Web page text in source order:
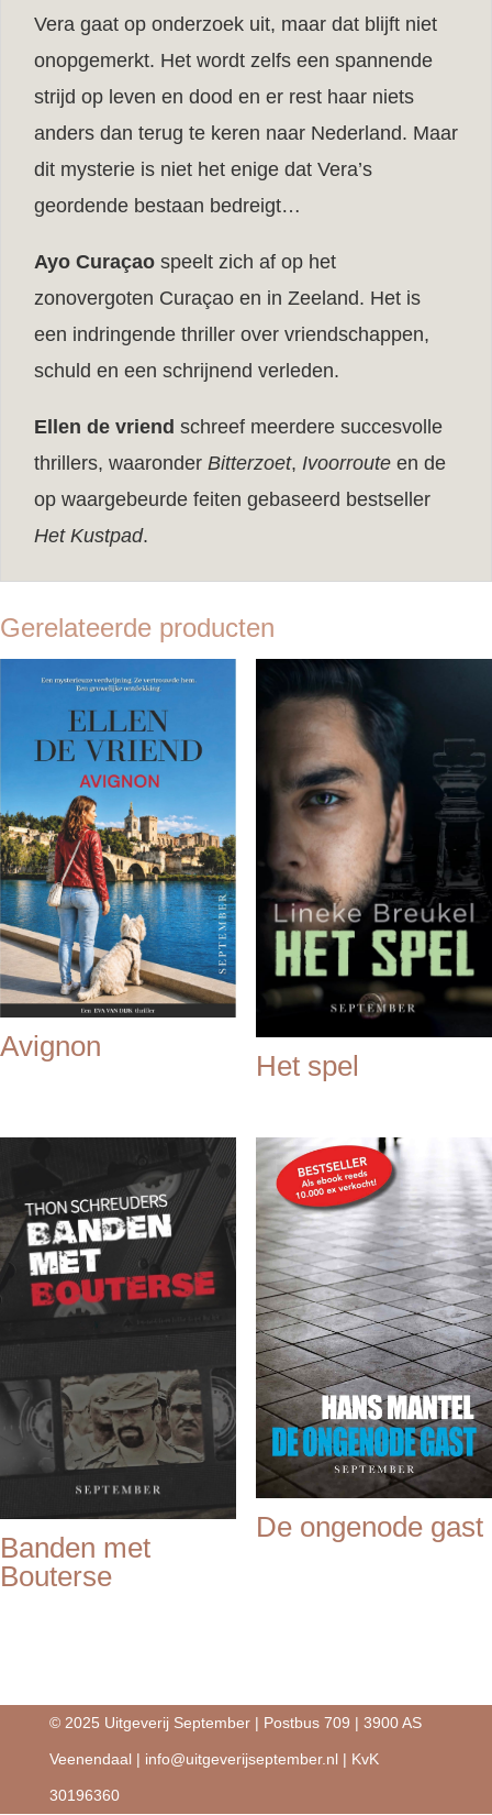
Vera gaat op onderzoek uit, maar dat blijft niet
onopgemerkt. Het wordt zelfs een spannende
strijd op leven en dood en er rest haar niets
anders dan terug te keren naar Nederland. Maar
dit mysterie is niet het enige dat Vera’s
geordende bestaan bedreigt…
Ayo Curaçao speelt zich af op het
zonovergoten Curaçao en in Zeeland. Het is
een indringende thriller over vriendschappen,
schuld en een schrijnend verleden.
Ellen de vriend schreef meerdere succesvolle
thrillers, waaronder Bitterzoet, Ivoorroute en de
op waargebeurde feiten gebaseerd bestseller
Het Kustpad.
Gerelateerde producten
Avignon
Het spel
Banden met
Bouterse
De ongenode gast
© 2025 Uitgeverij September | Postbus 709 | 3900 AS
Veenendaal | info@uitgeverijseptember.nl | KvK
30196360